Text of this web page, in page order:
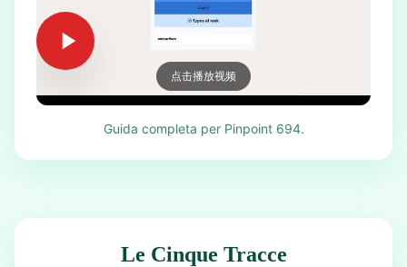
点击播放视频
Guida completa per Pinpoint 694.
Le Cinque Tracce